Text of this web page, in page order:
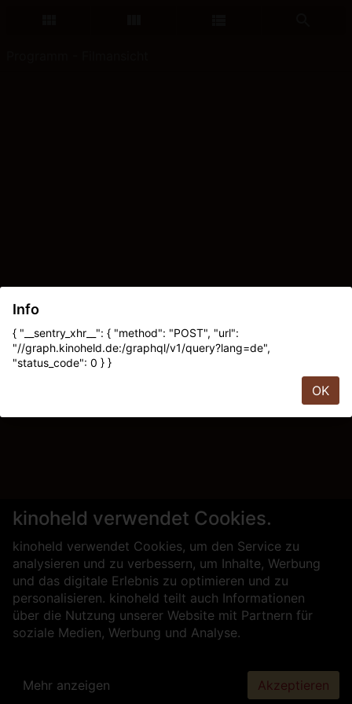
kinoheld verwendet Cookies.
kinoheld verwendet Cookies, um den Service zu
analysieren und zu verbessern, um Inhalte, Werbung
und das digitale Erlebnis zu optimieren und zu
personalisieren. kinoheld teilt auch Informationen
über die Nutzung unserer Website mit Partnern für
soziale Medien, Werbung und Analyse.
Mehr anzeigen Akzeptieren
Info
{ "__sentry_xhr__": { "method": "POST", "url":
"//graph.kinoheld.de:/graphql/v1/query?lang=de",
"status_code": 0 } }
OK